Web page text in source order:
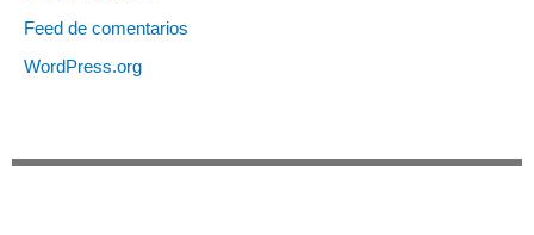
Feed de comentarios
WordPress.org